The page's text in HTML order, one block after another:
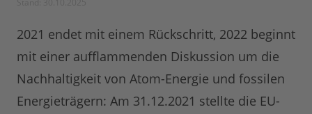
2021 endet mit einem Rückschritt, 2022 beginnt
mit einer aufflammenden Diskussion um die
Nachhaltigkeit von Atom-Energie und fossilen
Energieträgern: Am 31.12.2021 stellte die EU-